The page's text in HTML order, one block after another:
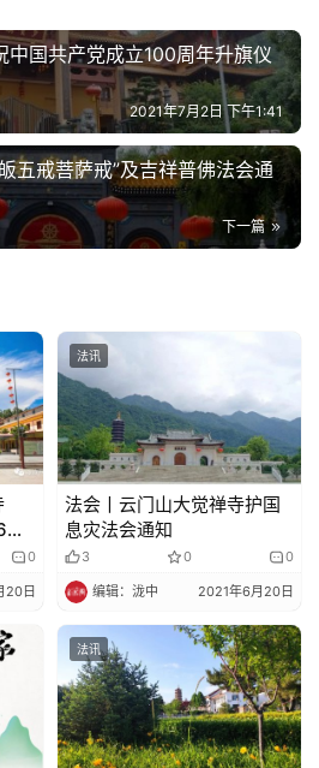
中国共产党成立100周年升旗仪
2021年7月2日 下午1:41
五戒菩萨戒”及吉祥普佛法会通
下一篇
报 0
20日
法讯
法会丨云门山大觉禅寺护国
息灾法会通知
3 0 0
编辑：泷中 2021年6月20日
法讯